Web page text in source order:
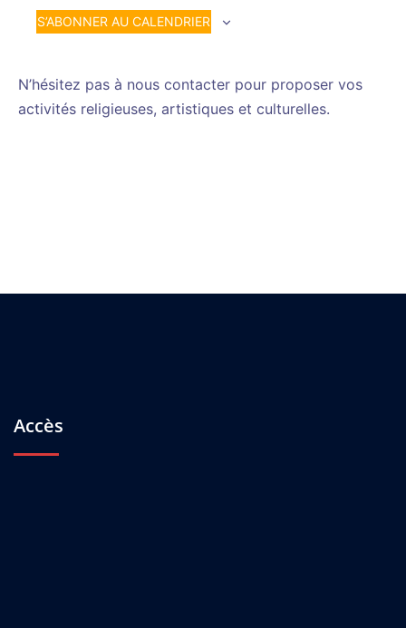
S’ABONNER AU CALENDRIER
N’hésitez pas à nous contacter pour proposer vos
activités religieuses, artistiques et culturelles.
Accès